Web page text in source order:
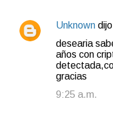
C
Unknown
desearia
años con
gracias
9:25 a.m.